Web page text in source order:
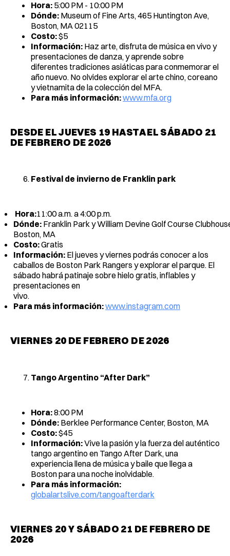
Hora: 5:00 PM - 10:00 PM
Dónde: Museum of Fine Arts, 465 Huntington Ave,
Boston, MA 02115
Costo:$5
Información: Haz arte, disfruta de música en vivo y
presentaciones de danza, y aprende sobre
diferentes tradiciones asiáticas para conmemorar el
año nuevo. No olvides explorar el arte chino, coreano
y vietnamita de la colección del MFA.
Para más información:www.mfa.org
DESDE EL JUEVES 19 HASTA EL SÁBADO 21
DE FEBRERO DE 2026
Festival de invierno de Franklin park
Hora:11:00 a.m. a 4:00 p.m.
Dónde: Franklin Park y William Devine Golf Course
Boston, MA
Costo:Gratis
Información: El jueves y viernes podrás conocer a los
caballos de Boston Park Rangers y explorar el parque. El
sábado habrá patinaje sobre hielo gratis, inflables y
presentaciones en
Para más información:www.instagram.com
VIERNES 20 DE FEBRERO DE 2026
Tango Argentino “After Dark”
Hora:8:00 PM
Dónde: Berklee Performance Center, Boston, MA
Costo:$45
Información:Vive la pasión y la fuerza del auténtico
tango argentino en Tango After Dark, una
experiencia llena de música y baile que llega a
Boston para una noche inolvidable.
Para más información:
globalartslive.com/tangoafterdark
VIERNES 20 Y SÁBADO 21 DE FEBRERO DE
2026